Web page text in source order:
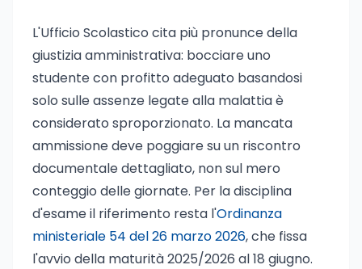
L'Ufficio Scolastico cita più pronunce della
giustizia amministrativa: bocciare uno
studente con profitto adeguato basandosi
solo sulle assenze legate alla malattia è
considerato sproporzionato. La mancata
ammissione deve poggiare su un riscontro
documentale dettagliato, non sul mero
conteggio delle giornate. Per la disciplina
d'esame il riferimento resta l'Ordinanza
ministeriale 54 del 26 marzo 2026, che fissa
l'avvio della maturità 2025/2026 al 18 giugno.